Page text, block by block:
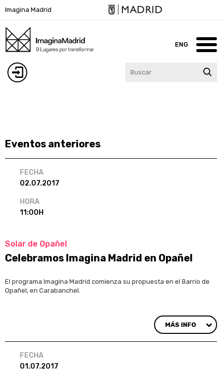
al
contenido
principal
Imagina Madrid
ENG
Eventos anteriores
FECHA
02.07.2017
HORA
11:00H
Solar de Opañel
Celebramos Imagina Madrid en Opañel
MÁS INFO
El programa Imagina Madrid comienza su propuesta en el Barrio de
Opañel, en Carabanchel.
FECHA
01.07.2017